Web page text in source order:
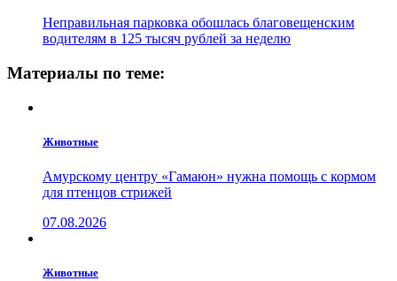
Неправильная парковка обошлась благовещенским
водителям в 125 тысяч рублей за неделю
Материалы по теме:
Животные
Амурскому центру «Гамаюн» нужна помощь с кормом
для птенцов стрижей
07.08.2026
Животные